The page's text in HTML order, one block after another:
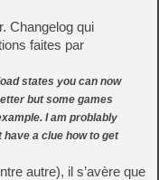
Changelog qui
faites par
states you can now
but some games
I am problably
have a clue how to get
autre), il s’avère que